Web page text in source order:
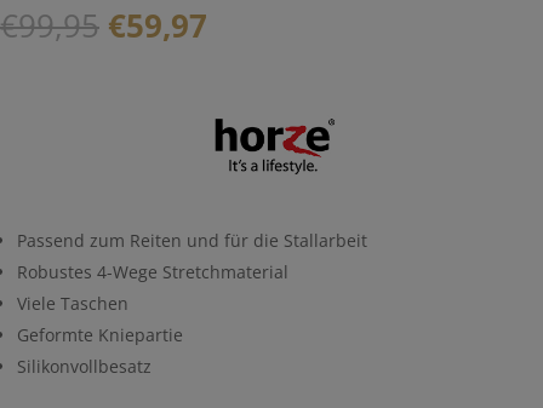
€99,95 Ursprünglicher
Preis
€59,97
€59,97.
Passend zum Reiten und für die Stallarbeit
Robustes 4-Wege Stretchmaterial
Viele Taschen
Geformte Kniepartie
Silikonvollbesatz